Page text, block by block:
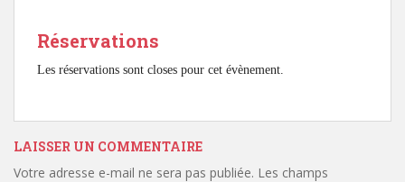
Réservations
Les réservations sont closes pour cet évènement.
LAISSER UN COMMENTAIRE
Votre adresse e-mail ne sera pas publiée. Les champs